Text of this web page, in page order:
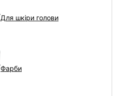
Для шкіри голови
Фарби